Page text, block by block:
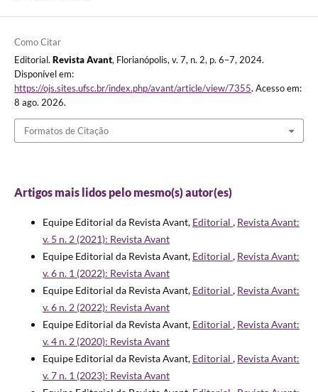
Como Citar
Editorial. Revista Avant, Florianópolis, v. 7, n. 2, p. 6–7, 2024.
Disponível em:
https://ojs.sites.ufsc.br/index.php/avant/article/view/7355. Acesso em:
8 ago. 2026.
Formatos de Citação
Artigos mais lidos pelo mesmo(s) autor(es)
Equipe Editorial da Revista Avant, Editorial , Revista Avant:
v. 5 n. 2 (2021): Revista Avant
Equipe Editorial da Revista Avant, Editorial , Revista Avant:
v. 6 n. 1 (2022): Revista Avant
Equipe Editorial da Revista Avant, Editorial , Revista Avant:
v. 6 n. 2 (2022): Revista Avant
Equipe Editorial da Revista Avant, Editorial , Revista Avant:
v. 4 n. 2 (2020): Revista Avant
Equipe Editorial da Revista Avant, Editorial , Revista Avant:
v. 7 n. 1 (2023): Revista Avant